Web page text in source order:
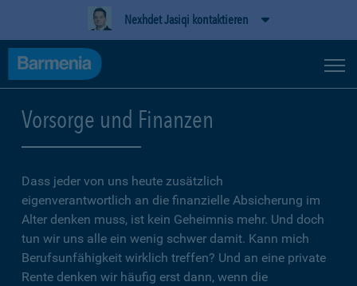
Nexhdet Jasiqi kontaktieren
Vorsorge und Finanzen
Dass jeder von uns heute zusätzlich
eigenverantwortlich an die finanzielle Absicherung im
Alter denken muss, ist kein Geheimnis mehr. Und doch
tun wir uns alle ein wenig schwer damit. Kann mich
Berufsunfähigkeit wirklich treffen? Und an eine private
Rente denken wir häufig erst dann, wenn die